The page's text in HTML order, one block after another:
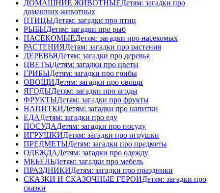
ДОМАШНИЕ ЖИВОТНЫЕДетям: загадки про
домашних животных
ПТИЦЫДетям: загадки про птиц
РЫБЫДетям: загадки про рыб
НАСЕКОМЫЕДетям: загадки про насекомых
РАСТЕНИЯДетям: загадки про растения
ДЕРЕВЬЯДетям: загадки про деревья
ЦВЕТЫДетям: загадки про цветы
ГРИБЫДетям: загадки про грибы
ОВОЩИДетям: загадки про овощи
ЯГОДЫДетям: загадки про ягоды
ФРУКТЫДетям: загадки про фрукты
НАПИТКИДетям: загадки про напитки
ЕДАДетям: загадки про еду
ПОСУДАДетям: загадки про посуду
ИГРУШКИДетям: загадки про игрушки
ПРЕДМЕТЫДетям: загадки про предметы
ОДЕЖДАДетям: загадки про одежду
МЕБЕЛЬДетям: загадки про мебель
ПРАЗДНИКИДетям: загадки про праздники
СКАЗКИ И СКАЗОЧНЫЕ ГЕРОИДетям: загадки про
сказки